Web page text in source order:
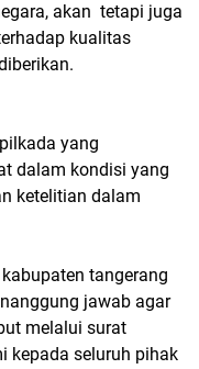
akan tetapi juga
kualitas
yang
dalam kondisi yang
ketelitian dalam
tangerang
jawab agar
melalui surat
kepada seluruh pihak